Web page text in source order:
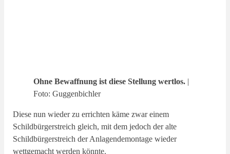
Ohne Bewaffnung ist diese Stellung wertlos. |
Foto: Guggenbichler
Diese nun wieder zu errichten käme zwar einem
Schildbürgerstreich gleich, mit dem jedoch der alte
Schildbürgerstreich der Anlagendemontage wieder
wettgemacht werden könnte.